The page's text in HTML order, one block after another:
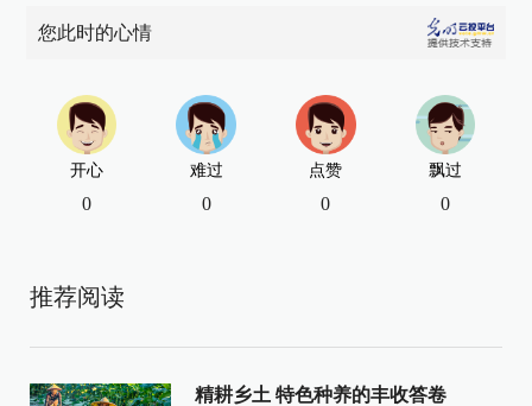
您此时的心情
开心
0
难过
0
点赞
0
飘过
0
推荐阅读
精耕乡土 特色种养的丰收答卷